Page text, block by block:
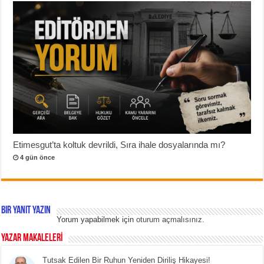
Etimesgut’ta koltuk devrildi, Sıra ihale dosyalarında mı?
4 gün önce
Bir yanıt yazın
Yorum yapabilmek içinoturum açmalısınız.
YAZAR MAKALELERİ
Tutsak Edilen Bir Ruhun Yeniden Diriliş Hikayesi!